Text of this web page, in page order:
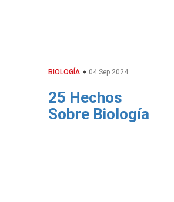
BIOLOGÍA 04 Sep 2024
25 Hechos
Sobre Biología